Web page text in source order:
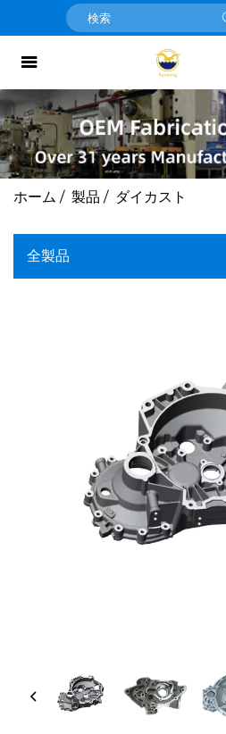
ホーム / 製品 / ダイカスト
全製品